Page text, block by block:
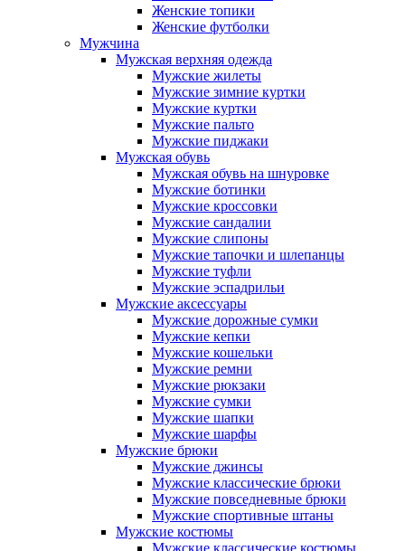
Женские топики
Женские футболки
Мужчина
Мужская верхняя одежда
Мужские жилеты
Мужские зимние куртки
Мужские куртки
Мужские пальто
Мужские пиджаки
Мужская обувь
Мужская обувь на шнуровке
Мужские ботинки
Мужские кроссовки
Мужские сандалии
Мужские слипоны
Мужские тапочки и шлепанцы
Мужские туфли
Мужские эспадрильи
Мужские аксессуары
Мужские дорожные сумки
Мужские кепки
Мужские кошельки
Мужские ремни
Мужские рюкзаки
Мужские сумки
Мужские шапки
Мужские шарфы
Мужские брюки
Мужские джинсы
Мужские классические брюки
Мужские повседневные брюки
Мужские спортивные штаны
Мужские костюмы
Мужские классические костюмы